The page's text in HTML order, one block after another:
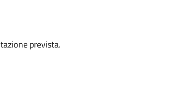
prevista.